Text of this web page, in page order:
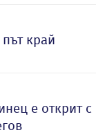
край
е открит с